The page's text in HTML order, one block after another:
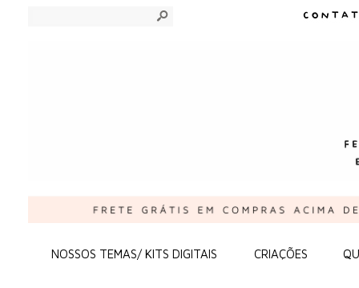
s
NOSSOS TEMAS/ KITS DIGITAIS CRIAÇÕES